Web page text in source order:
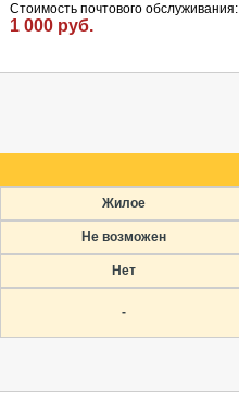
Стоимость почтового обслуживания:
1 000 руб.
Жилое
Не возможен
Нет
-